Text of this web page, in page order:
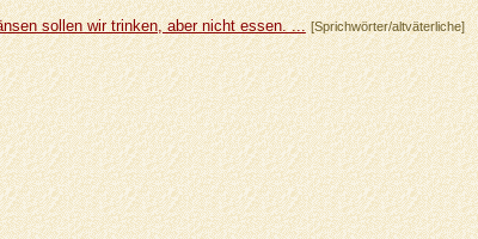
sollen wir trinken, aber nicht essen. ... [Sprichwörter/altväterliche]